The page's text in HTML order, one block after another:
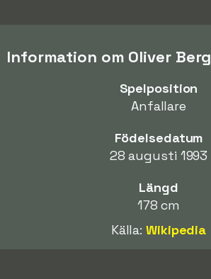
Information om Oliver Berg
Spelposition
Anfallare
Födelsedatum
28 augusti 1993
Längd
178 cm
Källa:Wikipedia